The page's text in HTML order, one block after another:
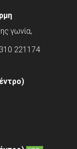
γωνία,
221174